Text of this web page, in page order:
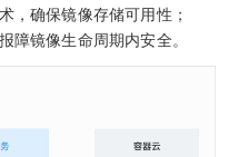
，确保镜像存储可用性；
障镜像生命周期内安全。